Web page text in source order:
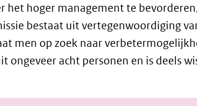
hoger management te
bestaat uit vertegenwoordiging
men op zoek naar
ongeveer acht personen en is deels